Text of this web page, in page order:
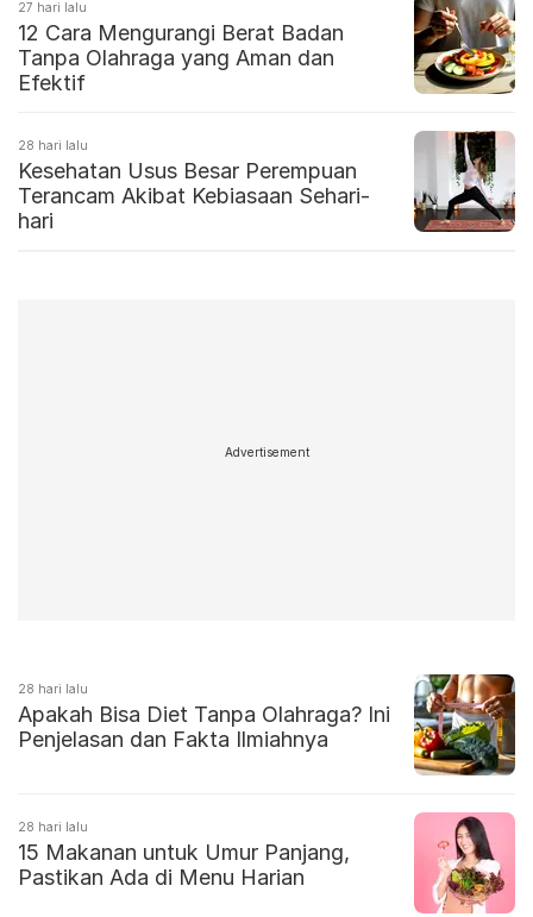
27 hari lalu
12 Cara Mengurangi Berat Badan
Tanpa Olahraga yang Aman dan
Efektif
28 hari lalu
Kesehatan Usus Besar Perempuan
Terancam Akibat Kebiasaan Sehari-
hari
Advertisement
28 hari lalu
Apakah Bisa Diet Tanpa Olahraga? Ini
Penjelasan dan Fakta Ilmiahnya
28 hari lalu
15 Makanan untuk Umur Panjang,
Pastikan Ada di Menu Harian